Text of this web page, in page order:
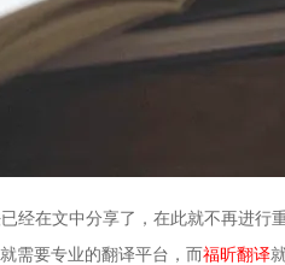
已经在文中分享了，在此就不再进
需要专业的翻译平台，而福昕翻译